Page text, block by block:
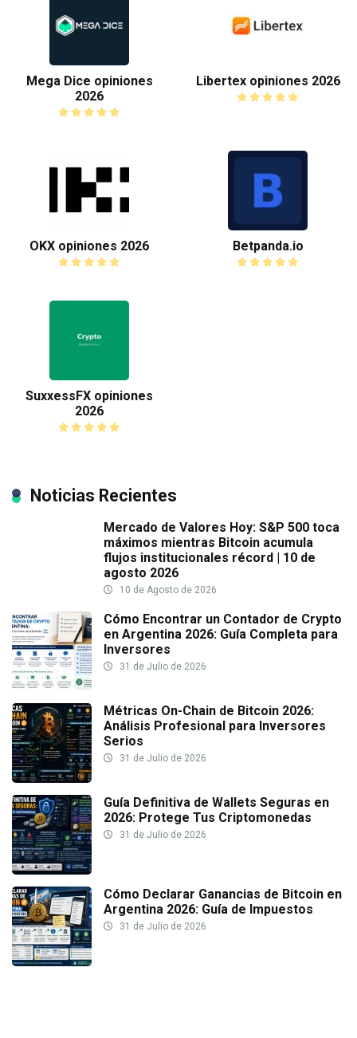
Mega Dice opiniones
2026
Libertex opiniones 2026
OKX opiniones 2026 Betpanda.io
SuxxessFX opiniones
2026
Noticias Recientes
Mercado de Valores Hoy: S&P 500 toca
máximos mientras Bitcoin acumula
flujos institucionales récord | 10 de
agosto 2026
10 de Agosto de 2026
Cómo Encontrar un Contador de Crypto
en Argentina 2026: Guía Completa para
Inversores
31 de Julio de 2026
Métricas On-Chain de Bitcoin 2026:
Análisis Profesional para Inversores
Serios
31 de Julio de 2026
Guía Definitiva de Wallets Seguras en
2026: Protege Tus Criptomonedas
31 de Julio de 2026
Cómo Declarar Ganancias de Bitcoin en
Argentina 2026: Guía de Impuestos
31 de Julio de 2026